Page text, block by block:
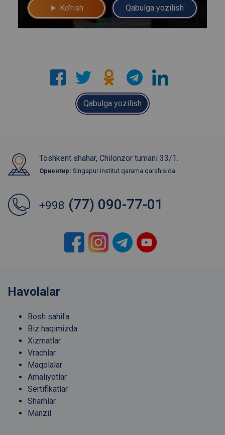
► Ko'rish Qabulga yozilish
Qabulga yozilish
Toshkent shahar, Chilonzor tumani 33/1.
Ориентир: Singapur institut qarama qarshisida.
+998 (77) 090-77-01
Havolalar
Bosh sahifa
Biz haqimizda
Xizmatlar
Vrachlar
Maqolalar
Amaliyotlar
Sertifikatlar
Sharhlar
Manzil